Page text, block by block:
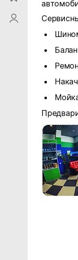
ProfileSaby